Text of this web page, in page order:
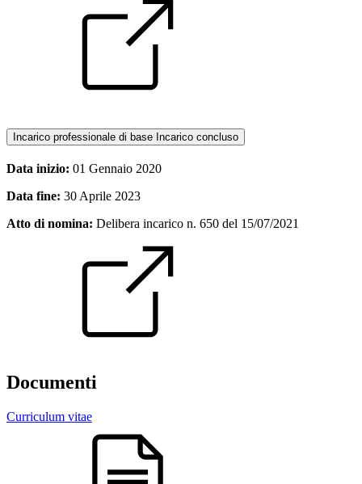
Incarico professionale di base Incarico concluso
Data inizio: 01 Gennaio 2020
Data fine: 30 Aprile 2023
Atto di nomina: Delibera incarico n. 650 del 15/07/2021
Documenti
Curriculum vitae